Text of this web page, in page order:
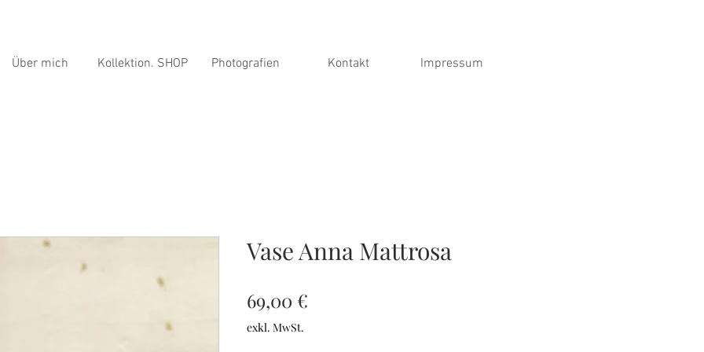
Über mich Kollektion. SHOP Photografien Kontakt Impressum
Vase Anna Mattrosa
69,00 €
exkl. MwSt.